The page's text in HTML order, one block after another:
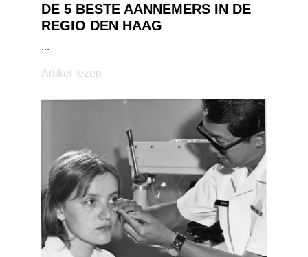
DE 5 BESTE AANNEMERS IN DE
REGIO DEN HAAG
...
Artikel lezen